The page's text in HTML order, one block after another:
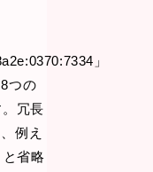
」
つの
冗長
例え
省略